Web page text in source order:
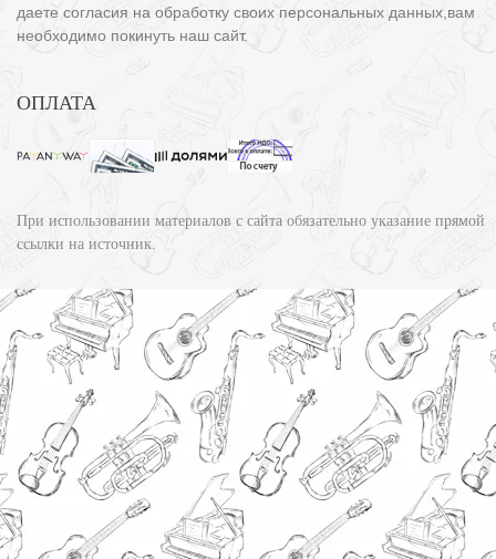
даете согласия на обработку своих персональных данных,вам
необходимо покинуть наш сайт.
ОПЛАТА
При использовании материалов с сайта обязательно указание прямой
ссылки на источник.